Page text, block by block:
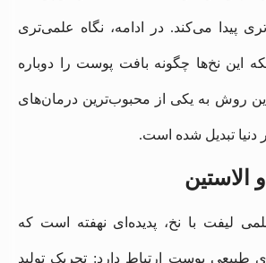
پیدا می‌کند. در ادامه، نگاه علمی‌تری
این نخ‌ها چگونه بافت پوست را دوباره
روش به یکی از محبوب‌ترین درمان‌های
تبدیل شده است.
الاستین
لیفت با نخ، پدیده‌ای نهفته است که
طبیعی پوست ارتباط دارد: تحریک تولید